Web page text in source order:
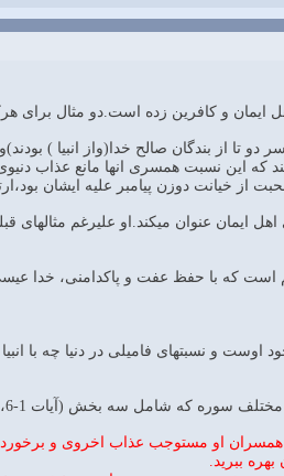
ایمان و کافرین زده است.دو مثال برای
که این نسبت همسری انها مانع عذاب
از خیانت دوزن پیامبر علیه ایشان
اهل ایمان عنوان میکند.او علیرغم
است که با حفظ عفت و پاکدامنی، خدا
و نسبتهای فامیلی در دنیا چه با
1-5،6 -9 و10-12)بود،پیام سوره را میتوان این گونه استخراج کرد:
او مستوجب عذاب اخروی و
ببرید.